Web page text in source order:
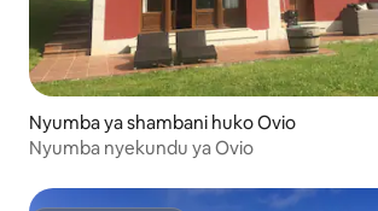
Nyumba ya shambani huko Ovio
Nyumba nyekundu ya Ovio